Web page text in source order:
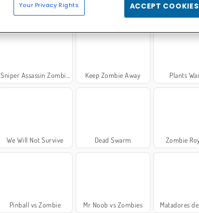
Stupid Zombies Noob: Zombie Prison Escape Capybara
Sniper Assassin Zombie Shooter Keep Zombie Away Plants
We Will Not Survive Dead Swarm Zombie
Pinball vs Zombie Mr Noob vs Zombies Matadores
Your Privacy Rights ACCEPT COOKIES